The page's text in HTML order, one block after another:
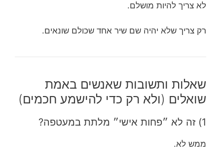
לא צריך להיות מושלם.
רק צריך שלא יהיה שם שיר אחד שכולם שונאים.
שאלות ותשובות שאנשים באמת
שואלים (ולא רק כדי להישמע חכמים)
1) זה לא ״פחות אישי״ מלתת במעטפה?
ממש לא.